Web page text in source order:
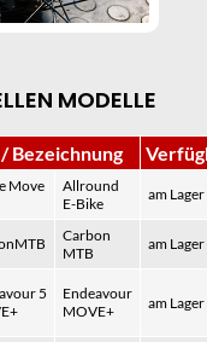
MODELLE
Bezeichnung
Move
Allround
E-Bike
am Lager
Carbon
MTB
am Lager
5
Endeavour
MOVE+
am Lager